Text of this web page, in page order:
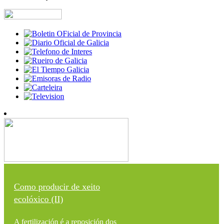
Como producir de xeito
ecolóxico (II)
A fertilización é a reposición dos